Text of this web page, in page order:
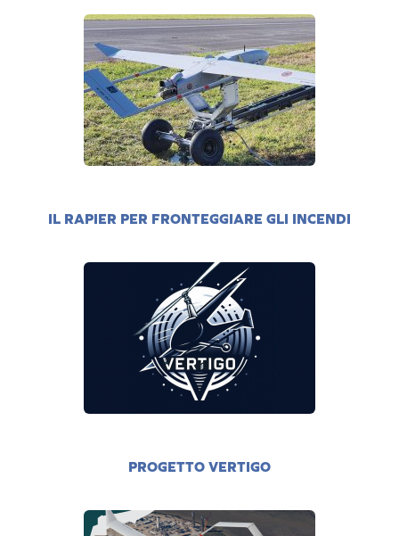
IL RAPIER PER FRONTEGGIARE GLI INCENDI
PROGETTO VERTIGO